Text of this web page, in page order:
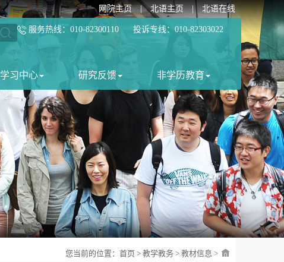
网院主页|北语主页|北语在线
服务热线：010-82300110 投诉专线：010-82303022
学习中心 研究反馈 非学历教育
您当前的位置： 首页 > 教学教务 > 教材信息 >